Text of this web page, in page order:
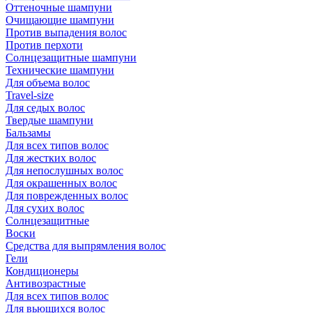
Оттеночные шампуни
Очищающие шампуни
Против выпадения волос
Против перхоти
Солнцезащитные шампуни
Технические шампуни
Для объема волос
Travel-size
Для седых волос
Твердые шампуни
Бальзамы
Для всех типов волос
Для жестких волос
Для непослушных волос
Для окрашенных волос
Для поврежденных волос
Для сухих волос
Солнцезащитные
Воски
Средства для выпрямления волос
Гели
Кондиционеры
Антивозрастные
Для всех типов волос
Для вьющихся волос